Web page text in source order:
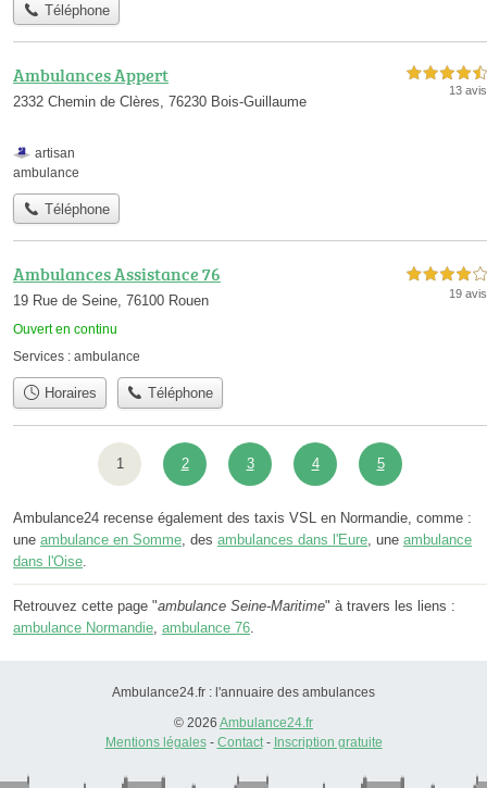
Téléphone
Ambulances Appert
2332 Chemin de Clères, 76230 Bois-Guillaume
4,5 étoiles sur 5
13 avis
artisan
ambulance
Téléphone
Ambulances Assistance 76
19 Rue de Seine, 76100 Rouen
Ouvert en continu
4,0 étoiles sur 5
19 avis
Services : ambulance
Horaires Téléphone
1 2 3 4 5
Ambulance24 recense également des taxis VSL en Normandie, comme :
une ambulance en Somme , des ambulances dans l'Eure , une ambulance
dans l'Oise
Retrouvez cette page "ambulance Seine-Maritime" à travers les liens :
ambulance Normandie ambulance 76
Ambulance24.fr : l'annuaire des ambulances
© 2026 Ambulance24.fr
Mentions légales- Contact- Inscription gratuite